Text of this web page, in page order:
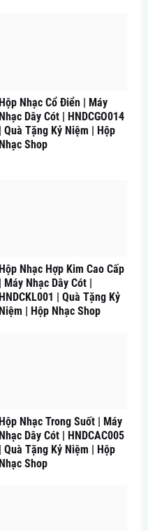
Hộp Nhạc Cổ Điển | Máy
Nhạc Dây Cót | HNDCGO014
| Quà Tặng Kỷ Niệm | Hộp
Nhạc Shop
Hộp Nhạc Hợp Kim Cao Cấp
| Máy Nhạc Dây Cót |
HNDCKL001 | Quà Tặng Kỷ
Niệm | Hộp Nhạc Shop
Hộp Nhạc Trong Suốt | Máy
Nhạc Dây Cót | HNDCAC005
| Quà Tặng Kỷ Niệm | Hộp
Nhạc Shop